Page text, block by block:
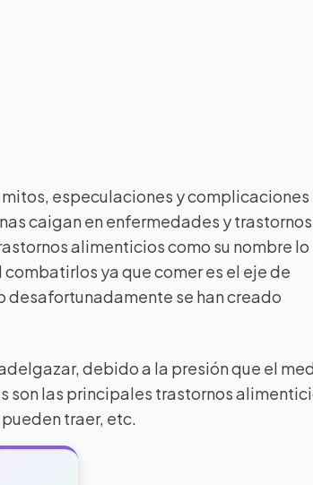
especulaciones y complicaciones
caigan en enfermedades y trastornos
alimenticios como su nombre lo
ya que comer es el eje de
desafortunadamente se han creado
debido a la presión que el
son las principales trastornos
traer, etc.